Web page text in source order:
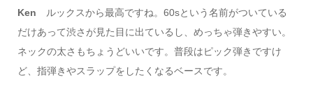
Ken ルックスから最高ですね。60sという名前がついている
だけあって渋さが見た目に出ているし、めっちゃ弾きやすい。
ネックの太さもちょうどいいです。普段はピック弾きですけ
ど、指弾きやスラップをしたくなるベースです。